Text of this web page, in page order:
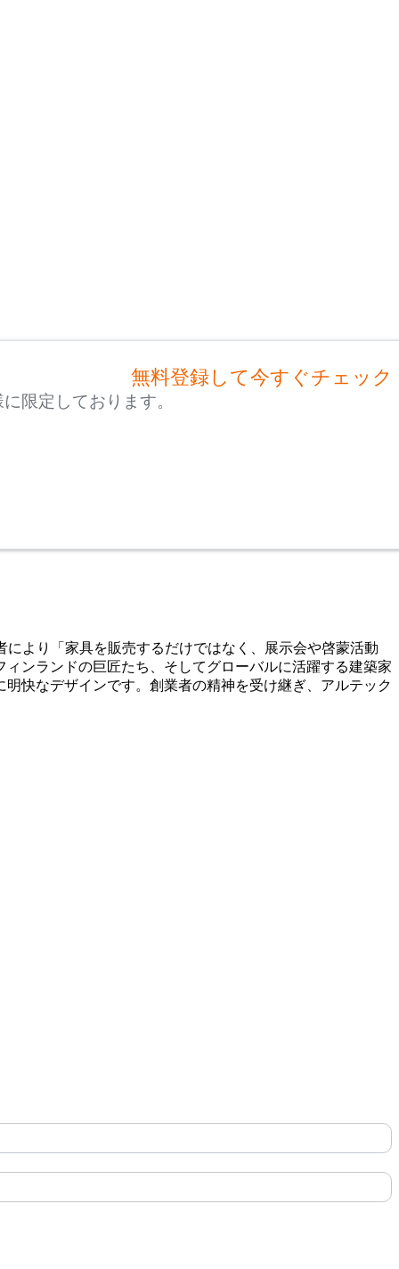
無料登録して今すぐチェック
限定しております。
より「家具を販売するだけではなく、展示会や啓蒙活動
ンランドの巨匠たち、そしてグローバルに活躍する建築家
快なデザインです。創業者の精神を受け継ぎ、アルテック